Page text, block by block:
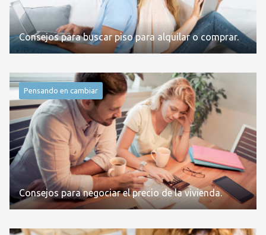
Consejos para buscar piso para alquilar o comprar.
Pensando en cambiar
Consejos para negociar el precio de la vivienda.